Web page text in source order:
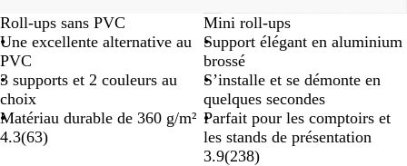
Roll-ups sans PVC
Une excellente alternative au
PVC
3 supports et 2 couleurs au
choix
Matériau durable de 360 g/m²
4.3(63)
Mini roll-ups
Support élégant en aluminium
brossé
S’installe et se démonte en
quelques secondes
Parfait pour les comptoirs et
les stands de présentation
3.9(238)